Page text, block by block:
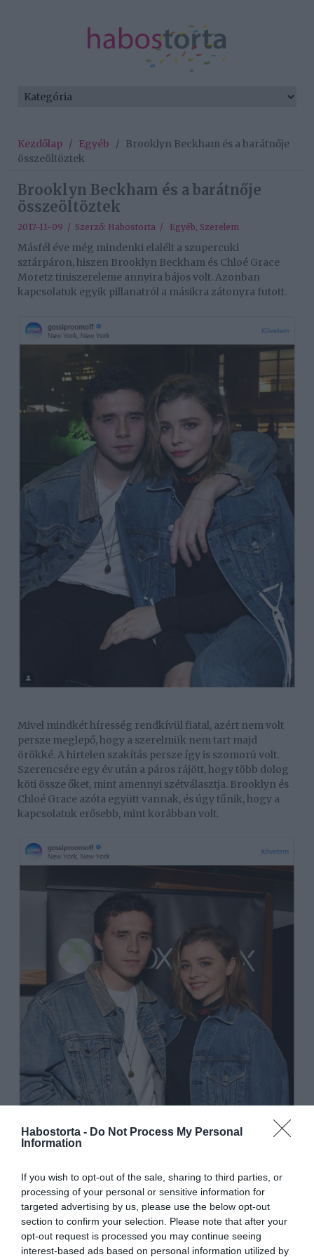
Habostorta - Do Not Process My Personal
Information
If you wish to opt-out of the sale, sharing to third parties, or
processing of your personal or sensitive information for
targeted advertising by us, please use the below opt-out
section to confirm your selection. Please note that after your
opt-out request is processed you may continue seeing
interest-based ads based on personal information utilized by
Kezdőlap / Egyéb / Brooklyn Beckham és a barátnője
összeöltöztek
Brooklyn Beckham és a barátnője
összeöltöztek
2017-11-09 / Szerző: Habostorta / Egyéb, Szerelem
Másfél éve még mindenki elalélt a szupercuki
sztárpáron, hiszen Brooklyn Beckham és Chloé Grace
Moretz tiniszereleme annyira bájos volt. Azonban
kapcsolatuk egyik pillanatról a másikra zátonyra futott.
Mivel mindkét híresség rendkívül fiatal, azért nem volt
persze meglepő, hogy a szerelmük nem tart majd
örökké. A hirtelen szakítás persze így is szomorú volt.
Szerencsére egy év után a páros rájött, hogy több dolog
köti össze őket, mint amennyi szétválasztja. Brooklyn és
Chloé Grace azóta együtt vannak, és úgy tűnik, hogy a
kapcsolatuk erősebb, mint korábban volt.
A páros most egy XBox sajtóesemény vendégei voltak,